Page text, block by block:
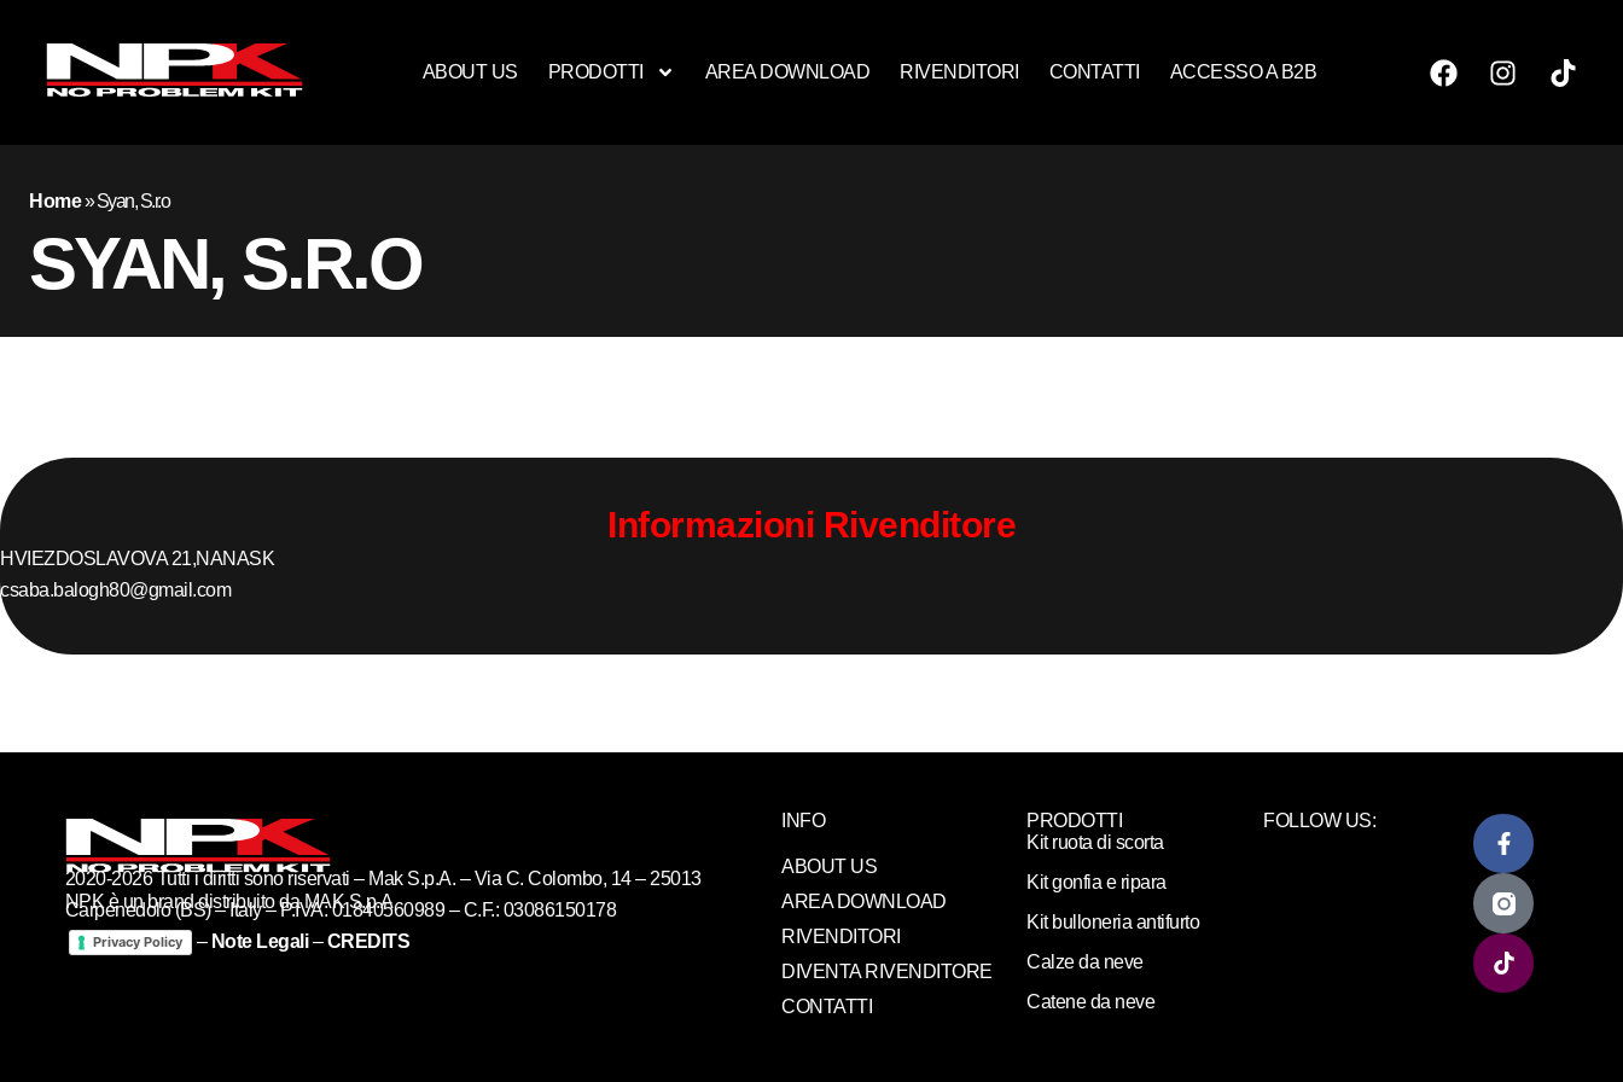
ABOUT US PRODOTTI AREA DOWNLOAD RIVENDITORI CONTATTI ACCESSO A B2B
Home»Syan, S.r.o
SYAN, S.R.O
Informazioni Rivenditore
HVIEZDOSLAVOVA 21,NANASK
csaba.balogh80@gmail.com
NPK è un brand distribuito da MAK S.p.A
2020-2026 Tutti i diritti sono riservati – Mak S.p.A. – Via C. Colombo, 14 – 25013
Carpenedolo (BS) – Italy – P.IVA: 01840560989 – C.F.: 03086150178
Privacy Policy – Note Legali–CREDITS
INFO
ABOUT US
AREA DOWNLOAD
RIVENDITORI
DIVENTA RIVENDITORE
CONTATTI
PRODOTTI
Kit ruota di scorta
Kit gonfia e ripara
Kit bulloneria antifurto
Calze da neve
Catene da neve
FOLLOW US: